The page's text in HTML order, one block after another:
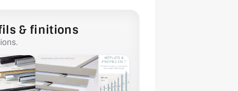
& finitions